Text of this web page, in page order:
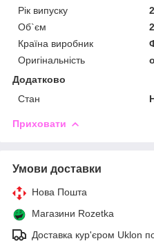
Рік випуску
Об`єм
Країна виробник
Оригінальність
Додатково
Стан
Приховати
Умови доставки
Нова Пошта
Магазини Rozetka
Доставка кур'єром Uklon